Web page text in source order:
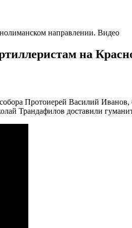
направлении. Видео
на
Протоиерей Василий
Трандафилов доставили